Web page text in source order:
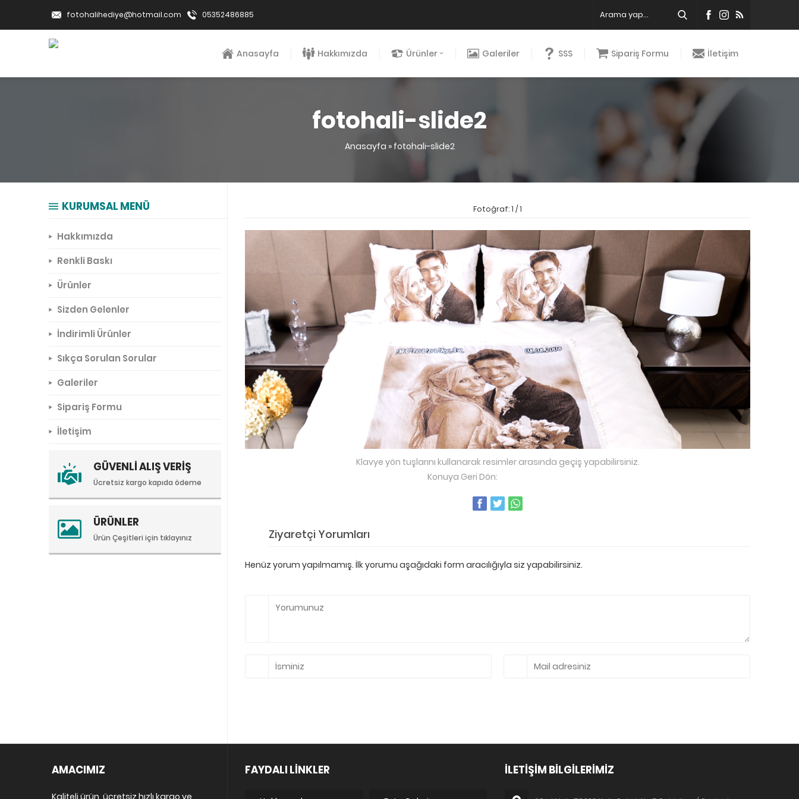
fotohalihediye@hotmail.com 05352486885
Anasayfa Hakkımızda Ürünler Galeriler SSS Sipariş Formu İletişim
fotohali-slide2
Anasayfa » fotohali-slide2
Fotoğraf: 1 / 1
Klavye yön tuşlarını kullanarak resimler arasında geçiş yapabilirsiniz.
Konuya Geri Dön:
Ziyaretçi Yorumları
Henüz yorum yapılmamış. İlk yorumu aşağıdaki form aracılığıyla siz yapabilirsiniz.
KURUMSAL MENÜ
Hakkımızda
Renkli Baskı
Ürünler
Sizden Gelenler
İndirimli Ürünler
Sıkça Sorulan Sorular
Galeriler
Sipariş Formu
İletişim
GÜVENLİ ALIŞ VERİŞ
Ücretsiz kargo kapıda ödeme
ÜRÜNLER
Ürün Çeşitleri için tıklayınız
AMACIMIZ FAYDALI LİNKLER İLETİŞİM BİLGİLERİMİZ